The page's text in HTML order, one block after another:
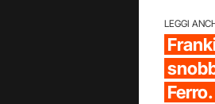
LEGGI